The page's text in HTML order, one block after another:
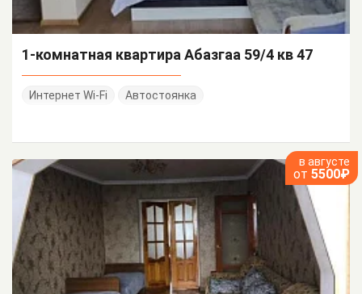
1-комнатная квартира Абазгаа 59/4 кв 47
Интернет Wi-Fi Автостоянка
в августе
от 5500₽